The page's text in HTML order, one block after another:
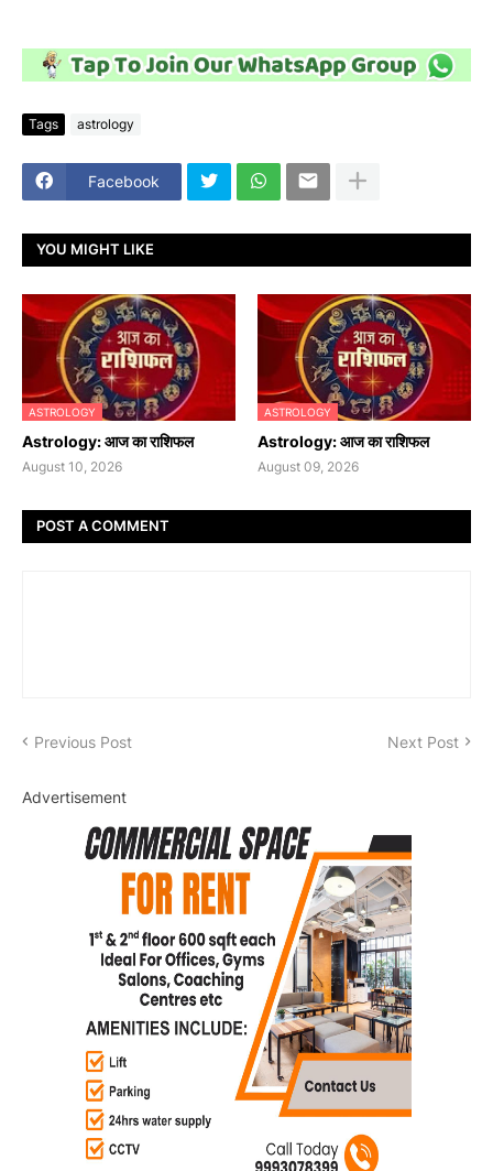
Tags astrology
Facebook
YOU MIGHT LIKE
ASTROLOGY
Astrology: आज का राशिफल
August 10, 2026
ASTROLOGY
Astrology: आज का राशिफल
August 09, 2026
POST A COMMENT
Previous Post Next Post
Advertisement